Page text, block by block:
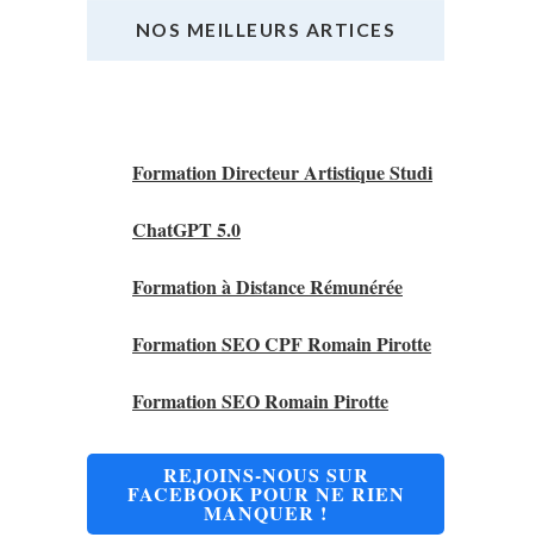
NOS MEILLEURS ARTICES
Formation Directeur Artistique Studi
ChatGPT 5.0
Formation à Distance Rémunérée
Formation SEO CPF Romain Pirotte
Formation SEO Romain Pirotte
REJOINS-NOUS SUR
FACEBOOK POUR NE RIEN
MANQUER !